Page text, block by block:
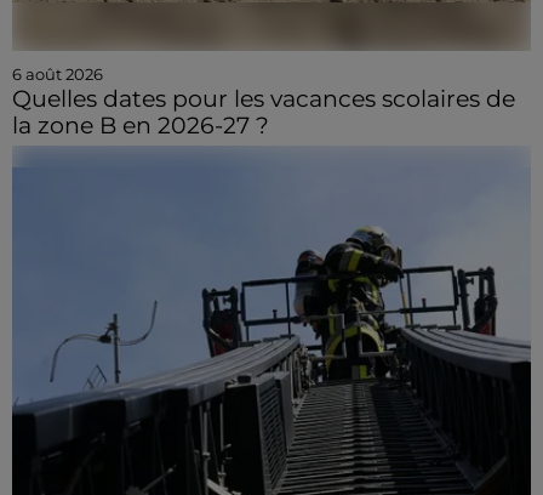
6 août 2026
Quelles dates pour les vacances scolaires de
la zone B en 2026-27 ?